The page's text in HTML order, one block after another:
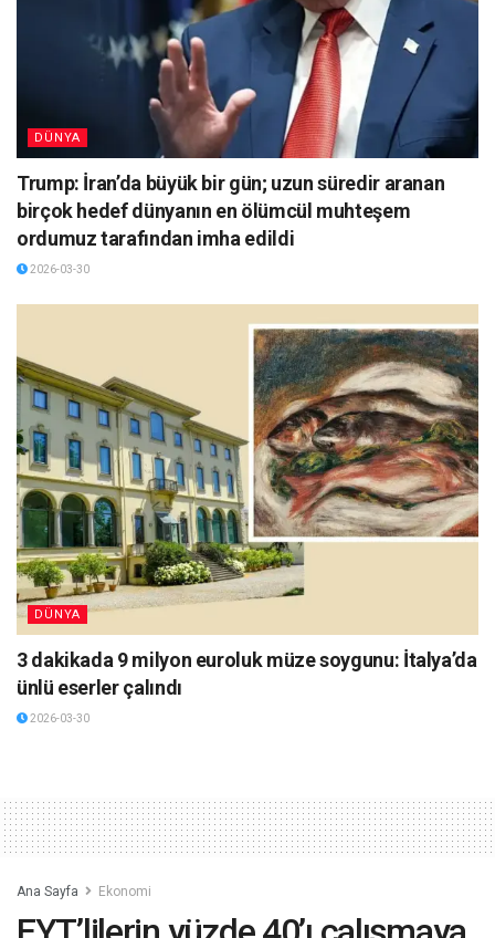
DÜNYA
Trump: İran’da büyük bir gün; uzun süredir aranan
birçok hedef dünyanın en ölümcül muhteşem
ordumuz tarafından imha edildi
2026-03-30
DÜNYA
3 dakikada 9 milyon euroluk müze soygunu: İtalya’da
ünlü eserler çalındı
2026-03-30
Ana Sayfa Ekonomi